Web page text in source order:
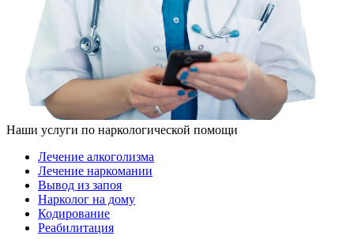
Наши услуги по наркологической помощи
Лечение алкоголизма
Лечение наркомании
Вывод из запоя
Нарколог на дому
Кодирование
Реабилитация